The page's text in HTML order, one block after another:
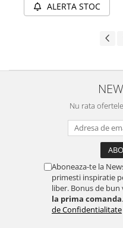
ALERTA STOC
Nu rata
Aboneaza-te la
primesti inspiratie
liber. Bonus de bun
la prima comanda
de Confidentialitate